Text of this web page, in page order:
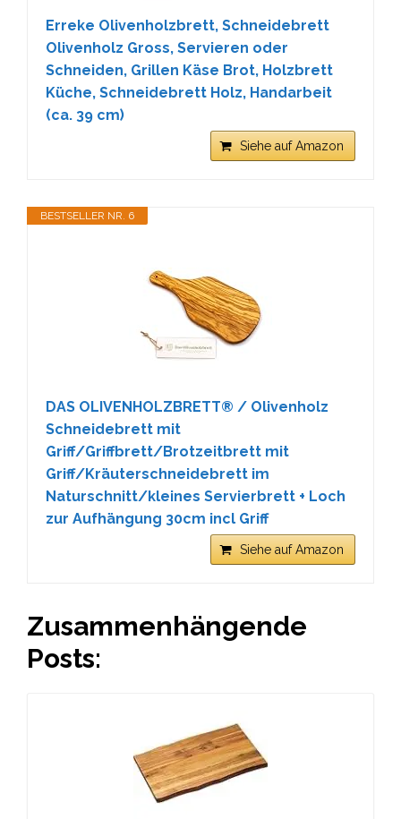
Erreke Olivenholzbrett, Schneidebrett
Olivenholz Gross, Servieren oder
Schneiden, Grillen Käse Brot, Holzbrett
Küche, Schneidebrett Holz, Handarbeit
(ca. 39 cm)
Siehe auf Amazon
BESTSELLER NR. 6
DAS OLIVENHOLZBRETT® / Olivenholz
Schneidebrett mit
Griff/Griffbrett/Brotzeitbrett mit
Griff/Kräuterschneidebrett im
Naturschnitt/kleines Servierbrett + Loch
zur Aufhängung 30cm incl Griff
Siehe auf Amazon
Zusammenhängende
Posts: